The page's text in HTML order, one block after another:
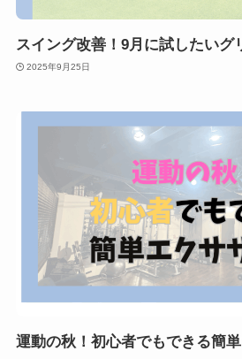
スイング改善！9月に試したいグ
2025年9月25日
運動の秋！初心者でもできる簡